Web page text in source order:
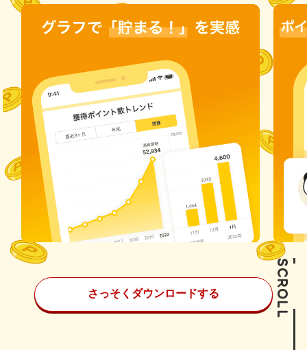
SCROLL
さっそくダウンロードする